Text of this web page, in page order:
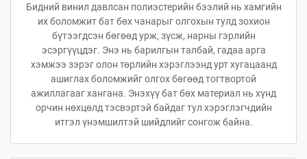
Бидний винил давлсан полиэстерийн бээлий нь хамгийн
их боломжит бат бөх чанарыг олгохын тулд зохион
бүтээгдсэн бөгөөд урж, зүсж, нарны гэрлийн
эсэргүүцдэг. Энэ нь барилгын талбай, гадаа арга
хэмжээ зэрэг олон төрлийн хэрэглээнд урт хугацаанд
ашиглах боломжийг олгох бөгөөд тогтвортой
ажиллагааг хангана. Энэхүү бат бөх материал нь хүнд
орчин нөхцөлд тэсвэртэй байдаг тул хэрэглэгчдийн
итгэл үнэмшилтэй шийдлийг сонгож байна.